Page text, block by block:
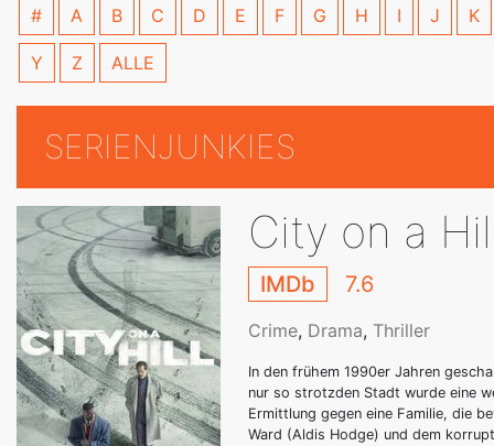
# A B C D E F G H I J K
Y Z ALLE
SERIENJUNKIES
City on a
IMDb 7.6
Crime, Drama, Thriller
In den frühem 1990er Jahren
nur so strotzden Stadt wurde eine
Ermittlung gegen eine Familie, die
Ward (Aldis Hodge) und dem